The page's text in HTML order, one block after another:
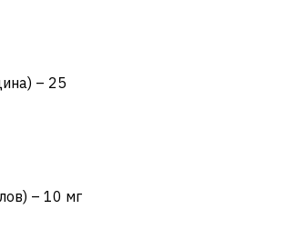
– 25
– 10 мг